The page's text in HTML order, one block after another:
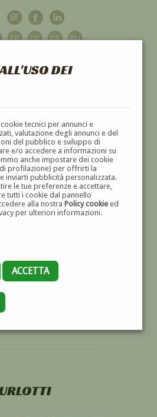
DEI
tecnici per annunci e
valutazione degli annunci e del
del pubblico e sviluppo di
e/o accedere a informazioni su
anche impostare dei cookie
profilazione) per offrirti la
inviarti pubblicità personalizzata.
le tue preferenze e accettare,
tutti i cookie dal pannello
alla nostra Policy cookieed
per ulteriori informazioni.
ACCETTA
GALLERIAD'ARTE
SCULTURE '800 E '900